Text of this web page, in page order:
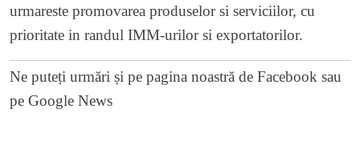
urmareste promovarea produselor si serviciilor, cu
prioritate in randul IMM-urilor si exportatorilor.
Ne puteți urmări și pe pagina noastră de Facebook sau
pe Google News